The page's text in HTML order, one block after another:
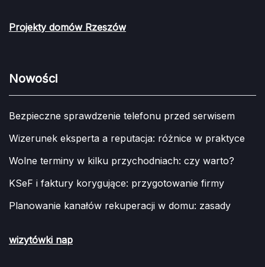
Projekty domów Rzeszów
Nowości
Bezpieczne sprawdzenie telefonu przed serwisem
Wizerunek eksperta a reputacja: różnice w praktyce
Wolne terminy w kilku przychodniach: czy warto?
KSeF i faktury korygujące: przygotowanie firmy
Planowanie kanałów rekuperacji w domu: zasady
wizytówki nap